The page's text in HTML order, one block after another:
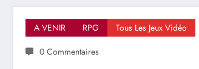
A VENIR RPG Tous Les Jeux Vidéo
0 Commentaires